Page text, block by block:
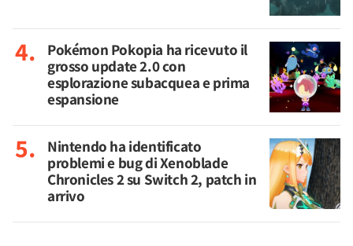
Pokémon Pokopia ha ricevuto il
grosso update 2.0 con
esplorazione subacquea e prima
espansione
Nintendo ha identificato
problemi e bug di Xenoblade
Chronicles 2 su Switch 2, patch in
arrivo